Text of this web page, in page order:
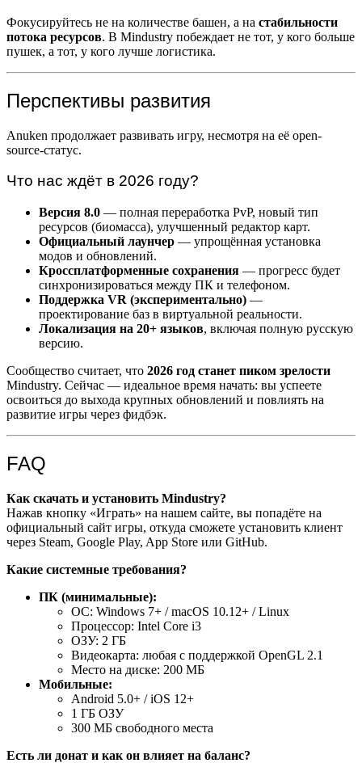
Фокусируйтесь не на количестве башен, а на стабильности
потока ресурсов. В Mindustry побеждает не тот, у кого больше
пушек, а тот, у кого лучше логистика.
Перспективы развития
Anuken продолжает развивать игру, несмотря на её open-
source-статус.
Что нас ждёт в 2026 году?
Версия 8.0 — полная переработка PvP, новый тип
ресурсов (биомасса), улучшенный редактор карт.
Официальный лаунчер — упрощённая установка
модов и обновлений.
Кроссплатформенные сохранения — прогресс будет
синхронизироваться между ПК и телефоном.
Поддержка VR (экспериментально) —
проектирование баз в виртуальной реальности.
Локализация на 20+ языков, включая полную русскую
версию.
Сообщество считает, что 2026 год станет пиком зрелости
Mindustry. Сейчас — идеальное время начать: вы успеете
освоиться до выхода крупных обновлений и повлиять на
развитие игры через фидбэк.
FAQ
Как скачать и установить Mindustry?
Нажав кнопку «Играть» на нашем сайте, вы попадёте на
официальный сайт игры, откуда сможете установить клиент
через Steam, Google Play, App Store или GitHub.
Какие системные требования?
ПК (минимальные):
ОС: Windows 7+ / macOS 10.12+ / Linux
Процессор: Intel Core i3
ОЗУ: 2 ГБ
Видеокарта: любая с поддержкой OpenGL 2.1
Место на диске: 200 МБ
Мобильные:
Android 5.0+ / iOS 12+
1 ГБ ОЗУ
300 МБ свободного места
Есть ли донат и как он влияет на баланс?